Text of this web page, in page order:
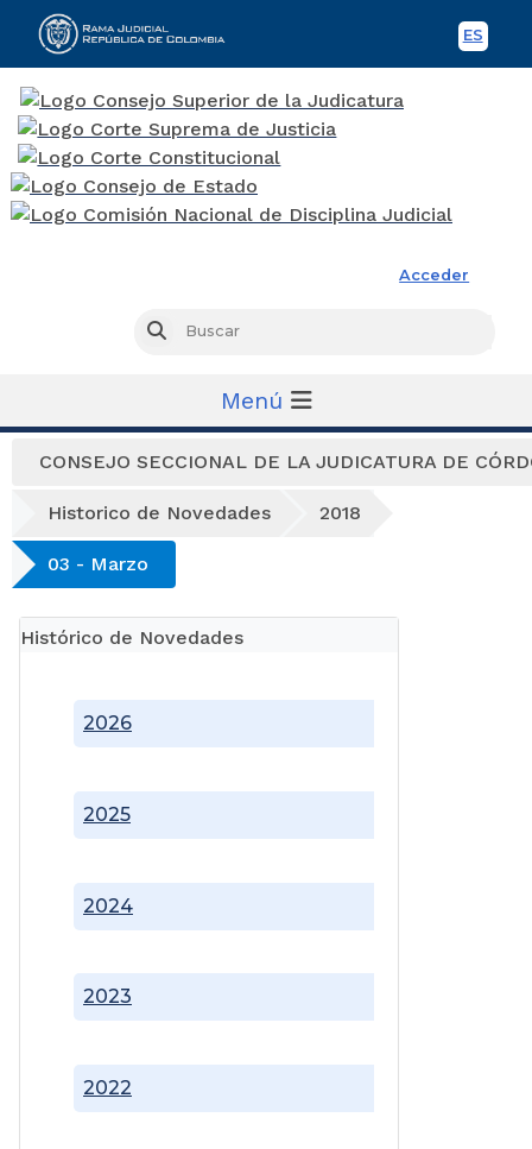
ES
Acceder
Buscar
Menú
CONSEJO SECCIONAL DE LA JUDICATURA DE
Historico de Novedades 2018
03 - Marzo
Histórico de Novedades
2022
2023
2024
2025
2026